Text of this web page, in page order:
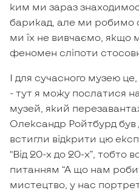
ким ми зараз
барикад, але ми
ми їх не вивчаємо, якщо
феномен сліпоти
І для сучасного музею
- тут я можу послатися
музей, який
Олександр Ройтбурд був
встигли відкрити цю
“Від 20-х до 20-х”, тобто
питанням “А що нам
мистецтво, у нас